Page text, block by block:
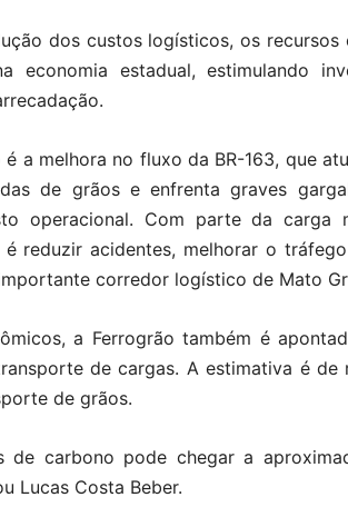
dos custos logísticos, os recursos
economia estadual, estimulando
a melhora no fluxo da BR-163, que
de grãos e enfrenta graves
operacional. Com parte da carga
reduzir acidentes, melhorar o
corredor logístico de Mato
a Ferrogrão também é
de cargas. A estimativa é de
de grãos.
de carbono pode chegar a
Lucas Costa Beber.